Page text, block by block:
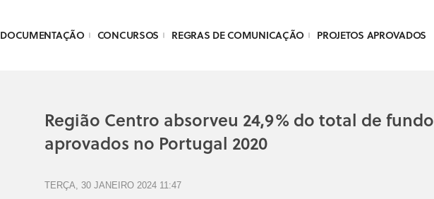
DOCUMENTAÇÃO CONCURSOS REGRAS DE COMUNICAÇÃO PROJETOS APROVADOS
Região Centro absorveu 24,9% do total de
aprovados no Portugal 2020
TERÇA, 30 JANEIRO 2024 11:47